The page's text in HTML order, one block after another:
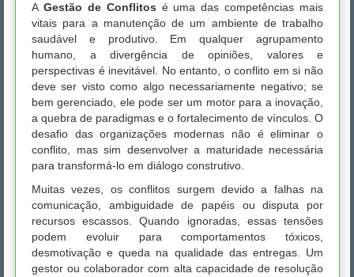
A Gestão de Conflitos é uma das competências mais
vitais para a manutenção de um ambiente de trabalho
saudável e produtivo. Em qualquer agrupamento
humano, a divergência de opiniões, valores e
perspectivas é inevitável. No entanto, o conflito em si não
deve ser visto como algo necessariamente negativo; se
bem gerenciado, ele pode ser um motor para a inovação,
a quebra de paradigmas e o fortalecimento de vínculos. O
desafio das organizações modernas não é eliminar o
conflito, mas sim desenvolver a maturidade necessária
para transformá-lo em diálogo construtivo.
Muitas vezes, os conflitos surgem devido a falhas na
comunicação, ambiguidade de papéis ou disputa por
recursos escassos. Quando ignoradas, essas tensões
podem evoluir para comportamentos tóxicos,
desmotivação e queda na qualidade das entregas. Um
gestor ou colaborador com alta capacidade de resolução